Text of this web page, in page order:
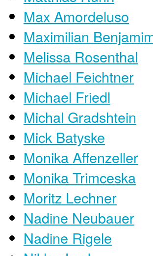
Max Amordeluso
Maximilian
Melissa Rosenthal
Michael Feichtner
Michael Friedl
Michal Gradshtein
Mick Batyske
Monika Affenzeller
Monika Trimceska
Moritz Lechner
Nadine Neubauer
Nadine Rigele